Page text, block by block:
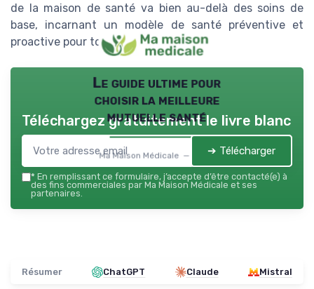
de la maison de santé va bien au-delà des soins de
base, incarnant un modèle de santé préventive et
proactive pour tous les résidents.
Le guide ultime pour
choisir la meilleure
mutuelle santé
Ma Maison Médicale — 2026
Téléchargez gratuitement le livre blanc
➔ Télécharger
* En remplissant ce formulaire, j’accepte d’être contacté(e) à
des fins commerciales par Ma Maison Médicale et ses
partenaires.
Résumer ChatGPT Claude Mistral